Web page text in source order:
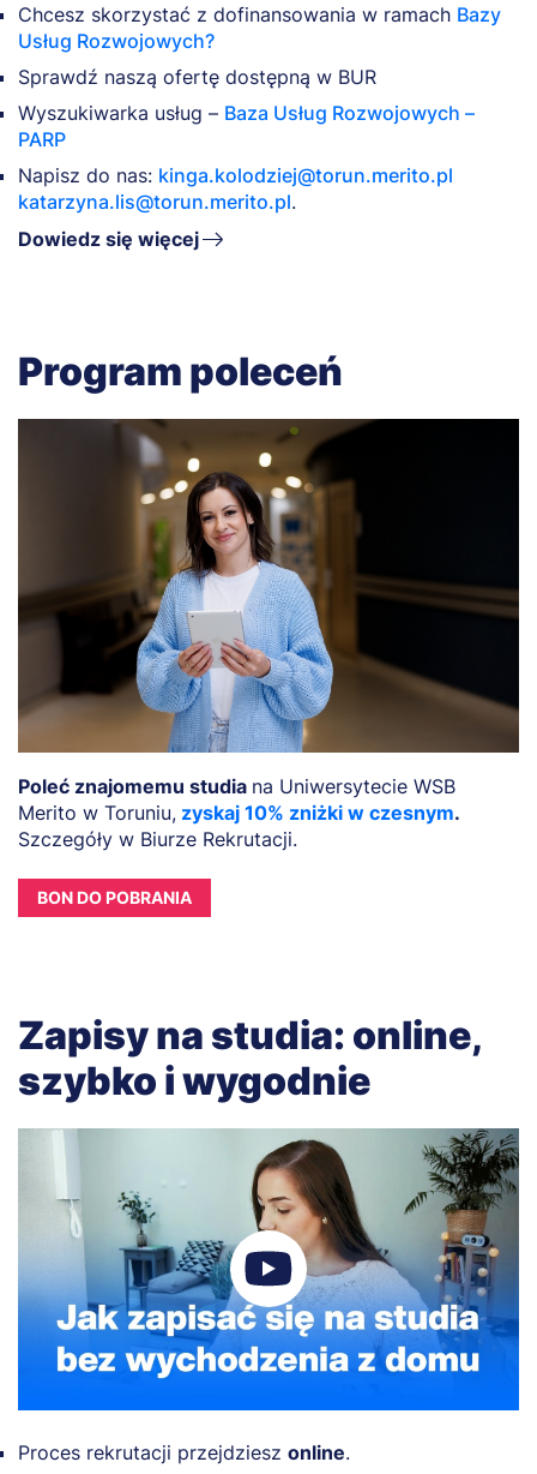
Chcesz skorzystać z dofinansowania w ramach Bazy
Usług Rozwojowych?
Sprawdź naszą ofertę dostępną w BUR
Wyszukiwarka usług – Baza Usług Rozwojowych –
PARP
Napisz do nas: kinga.kolodziej@torun.merito.pl
katarzyna.lis@torun.merito.pl.
Dowiedz się więcej
Program poleceń
Poleć znajomemu studia na Uniwersytecie WSB
Merito w Toruniu, zyskaj 10% zniżki w czesnym.
Szczegóły w Biurze Rekrutacji.
BON DO POBRANIA
Zapisy na studia: online,
szybko i wygodnie
Proces rekrutacji przejdziesz online.